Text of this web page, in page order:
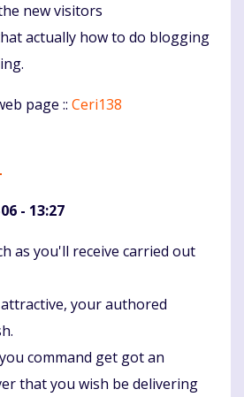
new visitors
actually how to do blogging
page :: Ceri138
- 13:27
as you'll receive carried out
your authored
command get got an
that you wish be delivering